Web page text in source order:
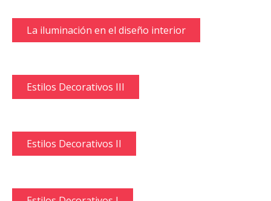
La iluminación en el diseño interior
Estilos Decorativos III
Estilos Decorativos II